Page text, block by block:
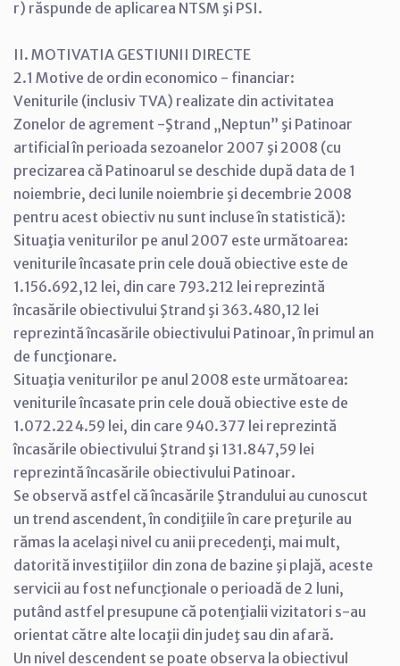
r) răspunde de aplicarea NTSM şi PSI.
II. MOTIVATIA GESTIUNII DIRECTE
2.1 Motive de ordin economico - financiar:
Veniturile (inclusiv TVA) realizate din activitatea
Zonelor de agrement -Ştrand „Neptun” şi Patinoar
artificial în perioada sezoanelor 2007 şi 2008 (cu
precizarea că Patinoarul se deschide după data de 1
noiembrie, deci lunile noiembrie şi decembrie 2008
pentru acest obiectiv nu sunt incluse în statistică):
Situaţia veniturilor pe anul 2007 este următoarea:
veniturile încasate prin cele două obiective este de
1.156.692,12 lei, din care 793.212 lei reprezintă
încasările obiectivului Ştrand şi 363.480,12 lei
reprezintă încasările obiectivului Patinoar, în primul an
de funcţionare.
Situaţia veniturilor pe anul 2008 este următoarea:
veniturile încasate prin cele două obiective este de
1.072.224.59 lei, din care 940.377 lei reprezintă
încasările obiectivului Ştrand şi 131.847,59 lei
reprezintă încasările obiectivului Patinoar.
Se observă astfel că încasările Ştrandului au cunoscut
un trend ascendent, în condiţiile în care preţurile au
rămas la acelaşi nivel cu anii precedenţi, mai mult,
datorită investiţiilor din zona de bazine şi plajă, aceste
servicii au fost nefuncţionale o perioadă de 2 luni,
putând astfel presupune că potenţialii vizitatori s-au
orientat către alte locaţii din judeţ sau din afară.
Un nivel descendent se poate observa la obiectivul